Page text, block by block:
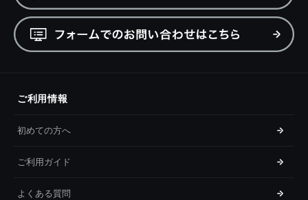
ご利用情報
初めての方へ
ご利用ガイド
よくある質問